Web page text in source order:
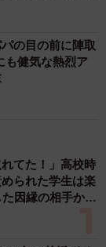
バレた」「背
たもや楽しい
飼い主さんに
の目の前に陣取
健気な熱烈ア
てた！」高校時
られた学生は楽
因縁の相手から